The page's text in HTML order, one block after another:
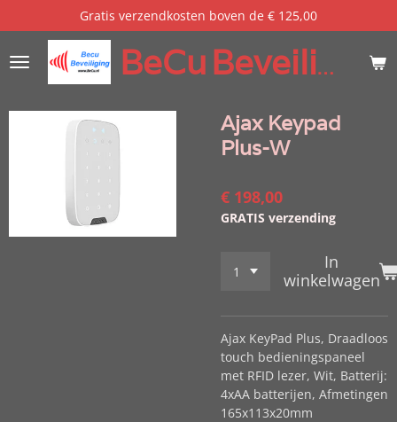
direct
naar
de
BeCuBeveiliging
Gratis verzendkosten boven de € 125,00
Ajax Keypad
Plus-W
€ 198,00
GRATIS verzending
In
winkelwagen
Ajax KeyPad Plus, Draadloos
touch bedieningspaneel
met RFID lezer, Wit, Batterij:
4xAA batterijen, Afmetingen
165x113x20mm